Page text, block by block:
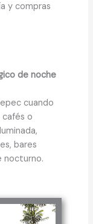
y compras
de noche
cuando
cafés o
bares
nocturno.